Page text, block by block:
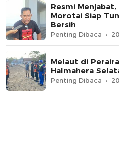
Resmi
Morotai Siap
Bersih
Penting Dibaca
Melaut di
Halmahera
Penting Dibaca